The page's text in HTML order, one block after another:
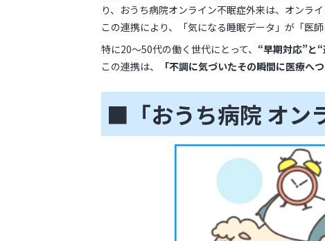
り、おうち病院オンライン不眠症外来は、オンラ
この連携により、「気になる睡眠データ」が「医
特に20〜50代の働く世代にとって、 “早期対応”と
この連携は、
「不調に気づいたその瞬間に医療へ
■「おうち病院 オン